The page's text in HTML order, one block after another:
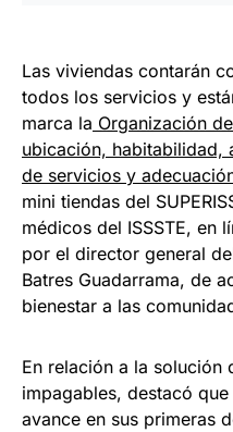
Las viviendas contarán
todos los servicios y
marca la Organización
ubicación, habitabilidad,
de servicios y
mini tiendas del
médicos del ISSSTE, en
por el director general
Batres Guadarrama, de
bienestar a las
En relación a la
impagables, destacó que
avance en sus primeras